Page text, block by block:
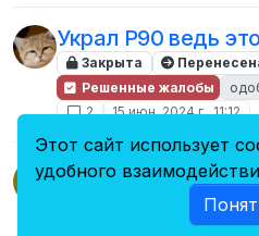
Украл P90 ведь
Закрыта
Решенные жалобы
2
15 июн. 2024 г., 11:12
M Жалоба на игрока
действительно
Этот сайт использует
удобного